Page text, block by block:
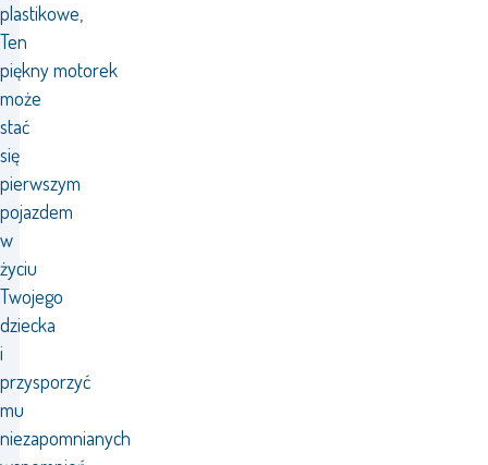
plastikowe,
Ten
piękny motorek
może
stać
się
pierwszym
pojazdem
w
życiu
Twojego
dziecka
i
przysporzyć
mu
niezapomnianych